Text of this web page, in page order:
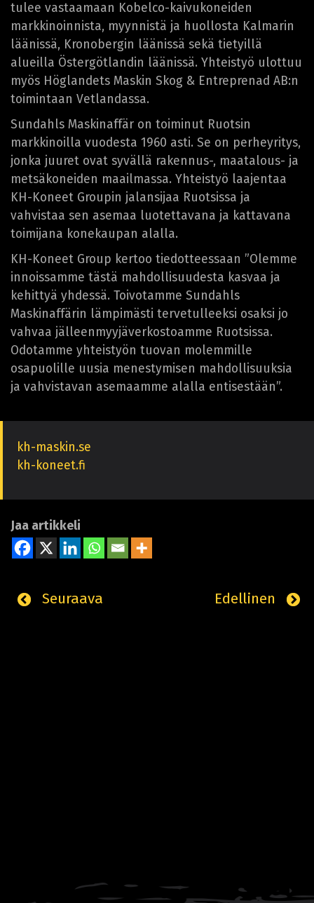
tulee vastaamaan Kobelco-kaivukoneiden
markkinoinnista, myynnistä ja huollosta Kalmarin
läänissä, Kronobergin läänissä sekä tietyillä
alueilla Östergötlandin läänissä. Yhteistyö ulottuu
myös Höglandets Maskin Skog & Entreprenad AB:n
toimintaan Vetlandassa.
Sundahls Maskinaffär on toiminut Ruotsin
markkinoilla vuodesta 1960 asti. Se on perheyritys,
jonka juuret ovat syvällä rakennus-, maatalous- ja
metsäkoneiden maailmassa. Yhteistyö laajentaa
KH-Koneet Groupin jalansijaa Ruotsissa ja
vahvistaa sen asemaa luotettavana ja kattavana
toimijana konekaupan alalla.
KH-Koneet Group kertoo tiedotteessaan ”Olemme
innoissamme tästä mahdollisuudesta kasvaa ja
kehittyä yhdessä. Toivotamme Sundahls
Maskinaffärin lämpimästi tervetulleeksi osaksi jo
vahvaa jälleenmyyjäverkostoamme Ruotsissa.
Odotamme yhteistyön tuovan molemmille
osapuolille uusia menestymisen mahdollisuuksia
ja vahvistavan asemaamme alalla entisestään”.
kh-maskin.se
kh-koneet.fi
Jaa artikkeli
Edellinen
Seuraava